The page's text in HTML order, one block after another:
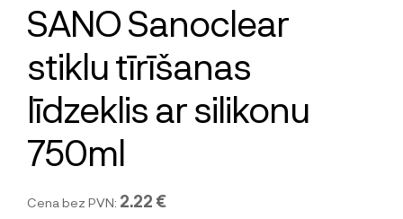
SANO Sanoclear
stiklu tīrīšanas
līdzeklis ar silikonu
750ml
Cena bez PVN: 2.22 €